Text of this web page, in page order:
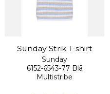
Sunday Strik T-shirt
Sunday
6152-6543-77 Blå
Multistribe